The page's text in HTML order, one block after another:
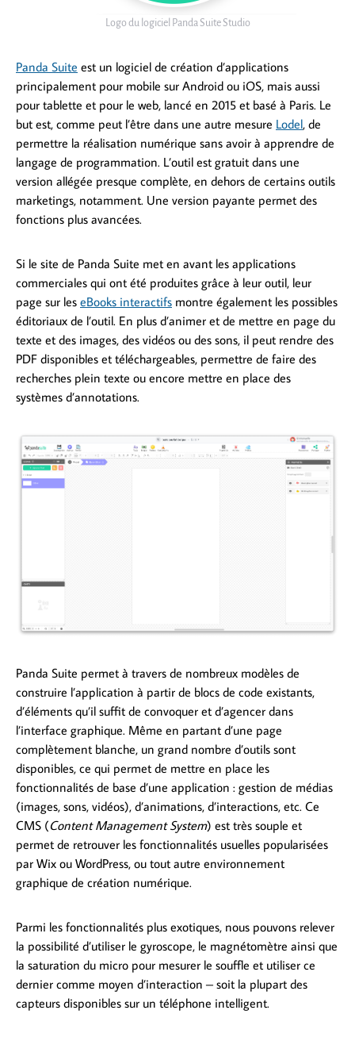
Logo du logiciel Panda Suite Studio
Panda Suite est un logiciel de création d’applications
principalement pour mobile sur Android ou iOS, mais aussi
pour tablette et pour le web, lancé en 2015 et basé à Paris. Le
but est, comme peut l’être dans une autre mesure Lodel, de
permettre la réalisation numérique sans avoir à apprendre de
langage de programmation. L’outil est gratuit dans une
version allégée presque complète, en dehors de certains outils
marketings, notamment. Une version payante permet des
fonctions plus avancées.
Si le site de Panda Suite met en avant les applications
commerciales qui ont été produites grâce à leur outil, leur
page sur les eBooks interactifs montre également les possibles
éditoriaux de l’outil. En plus d’animer et de mettre en page du
texte et des images, des vidéos ou des sons, il peut rendre des
PDF disponibles et téléchargeables, permettre de faire des
recherches plein texte ou encore mettre en place des
systèmes d’annotations.
Panda Suite permet à travers de nombreux modèles de
construire l’application à partir de blocs de code existants,
d’éléments qu’il suffit de convoquer et d’agencer dans
l’interface graphique. Même en partant d’une page
complètement blanche, un grand nombre d’outils sont
disponibles, ce qui permet de mettre en place les
fonctionnalités de base d’une application : gestion de médias
(images, sons, vidéos), d’animations, d’interactions, etc. Ce
CMS (Content Management System) est très souple et
permet de retrouver les fonctionnalités usuelles popularisées
par Wix ou WordPress, ou tout autre environnement
graphique de création numérique.
Parmi les fonctionnalités plus exotiques, nous pouvons relever
la possibilité d’utiliser le gyroscope, le magnétomètre ainsi que
la saturation du micro pour mesurer le souffle et utiliser ce
dernier comme moyen d’interaction – soit la plupart des
capteurs disponibles sur un téléphone intelligent.